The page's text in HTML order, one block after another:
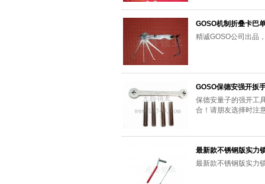
GOSO机制折叠卡巴
精诚GOSO公司出品
GOSO保德安强开扳
保德安量子的强开工
合！请朋友选择时注
最新款不锈钢版实力
最新款不锈钢版实力